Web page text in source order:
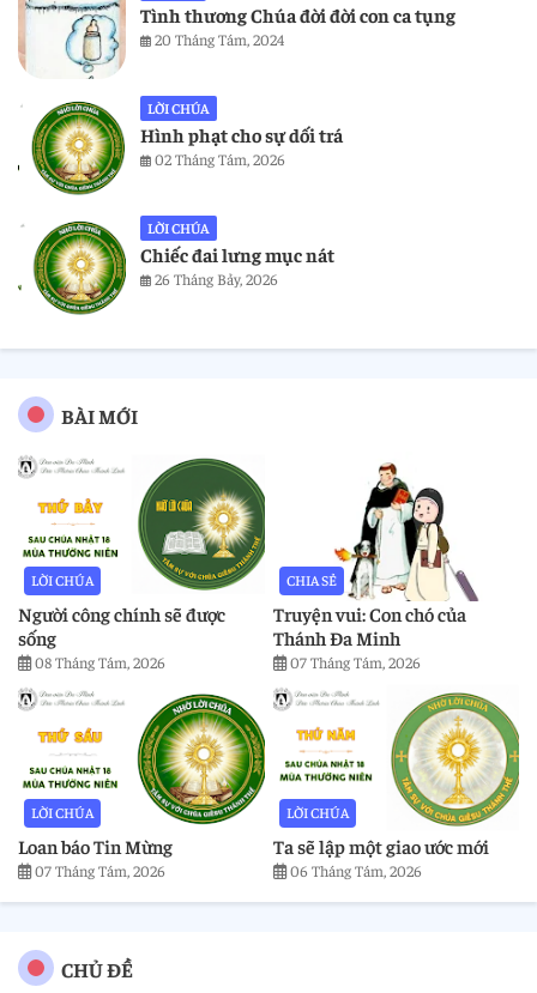
Tình thương Chúa đời đời con ca tụng
20 Tháng Tám, 2024
LỜI CHÚA
Hình phạt cho sự dối trá
02 Tháng Tám, 2026
LỜI CHÚA
Chiếc đai lưng mục nát
26 Tháng Bảy, 2026
BÀI MỚI
LỜI CHÚA
Người công chính sẽ được
sống
08 Tháng Tám, 2026
CHIA SẺ
Truyện vui: Con chó của
Thánh Đa Minh
07 Tháng Tám, 2026
LỜI CHÚA
Loan báo Tin Mừng
07 Tháng Tám, 2026
LỜI CHÚA
Ta sẽ lập một giao ước mới
06 Tháng Tám, 2026
CHỦ ĐỀ